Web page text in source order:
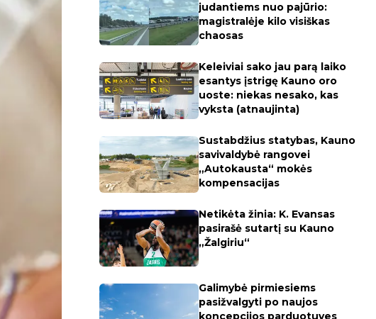
judantiems nuo pajūrio:
magistralėje kilo visiškas
chaosas
Keleiviai sako jau parą laiko
esantys įstrigę Kauno oro
uoste: niekas nesako, kas
vyksta (atnaujinta)
Sustabdžius statybas, Kauno
savivaldybė rangovei
„Autokausta“ mokės
kompensacijas
Netikėta žinia: K. Evansas
pasirašė sutartį su Kauno
„Žalgiriu“
Galimybė pirmiesiems
pasižvalgyti po naujos
koncepcijos parduotuves